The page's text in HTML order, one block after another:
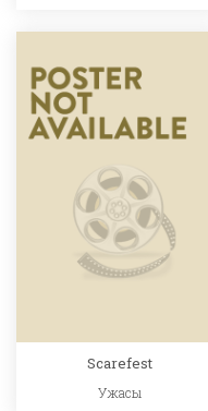
Scarefest
Ужасы